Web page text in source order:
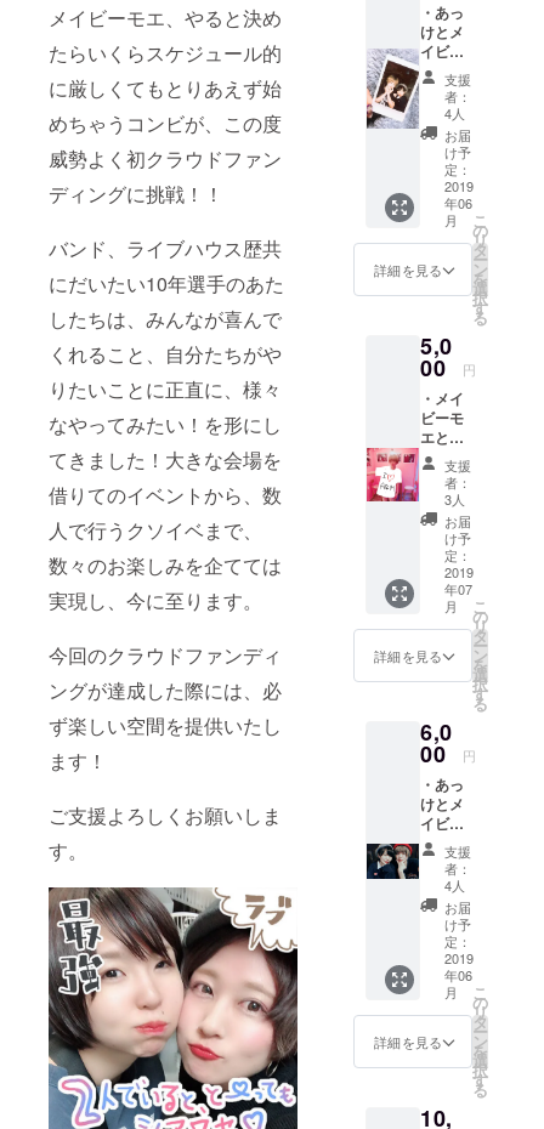
メイビーモエ、やると決め
たらいくらスケジュール的
に厳しくてもとりあえず始
めちゃうコンビが、この度
威勢よく初クラウドファン
ディングに挑戦！！
バンド、ライブハウス歴共
にだいたい10年選手のあた
したちは、みんなが喜んで
くれること、自分たちがや
りたいことに正直に、様々
なやってみたい！を形にし
てきました！大きな会場を
借りてのイベントから、数
人で行うクソイベまで、
数々のお楽しみを企てては
実現し、今に至ります。
今回のクラウドファンディ
ングが達成した際には、必
ず楽しい空間を提供いたし
ます！
ご支援よろしくお願いしま
す。
・あっ
けとメ
イビー
モエか
らあり
がとコ
メント
付き
チェ
キ！
支援
者：
4人
お届
け予
定：
2019
年06
月
詳細を見る
こ
の
リ
タ
ー
ン
を
選
択
す
る
5,0
00 円
・メイ
ビーモ
エと
あっけ
のコラ
ボTシャ
ツ ・
あっけ
とメイ
ビーモ
エから
ありが
とコメ
ント付
きチェ
キ！ ※T
の写真
はイ
メージ
です、
こんな
ダサく
ありま
せん
支援
者：
3人
お届
け予
定：
2019
年07
月
詳細を見る
こ
の
リ
タ
ー
ン
を
選
択
す
る
6,0
00 円
・あっ
けとメ
イビー
モエの
十八番
カラオ
ケ音源
CD-
R（カラ
オケ音
源はお
互いの
曲を交
換して
音源化
しま
あっけ
支援
者：
4人
お届
け予
定：
2019
年06
月
詳細を見る
こ
の
リ
タ
ー
ン
を
選
択
す
る
10,